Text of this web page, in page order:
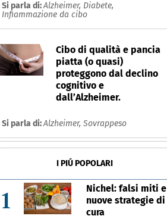
Si parla di:Alzheimer, Diabete,
Infiammazione da cibo
Cibo di qualità e pancia
piatta (o quasi)
proteggono dal declino
cognitivo e
dall’Alzheimer.
Si parla di:Alzheimer, Sovrappeso
I PIÚ POPOLARI
1
Nichel: falsi miti e
nuove strategie di
cura